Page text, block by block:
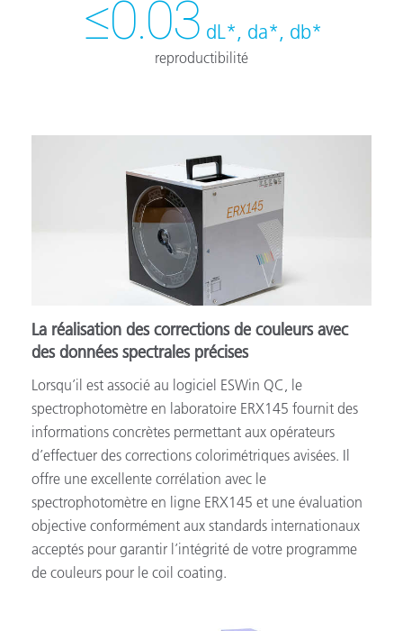
≤0.03 dL*, da*, db*
reproductibilité
La réalisation des corrections de couleurs avec
des données spectrales précises
Lorsqu’il est associé au logiciel ESWin QC, le
spectrophotomètre en laboratoire ERX145 fournit des
informations concrètes permettant aux opérateurs
d’effectuer des corrections colorimétriques avisées. Il
offre une excellente corrélation avec le
spectrophotomètre en ligne ERX145 et une évaluation
objective conformément aux standards internationaux
acceptés pour garantir l’intégrité de votre programme
de couleurs pour le coil coating.